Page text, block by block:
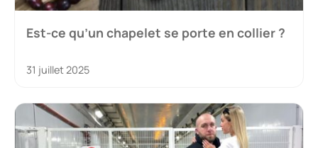
Est-ce qu’un chapelet se porte en collier ?
31 juillet 2025